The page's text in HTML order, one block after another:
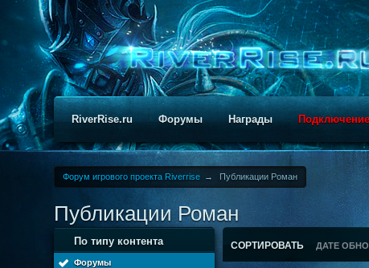
RiverRise.ru Форумы Награды Подключение
Форум игрового проекта Riverrise → Публикации Роман
Публикации Роман
По типу контента
Форумы
СОРТИРОВАТЬ ДАТЕ